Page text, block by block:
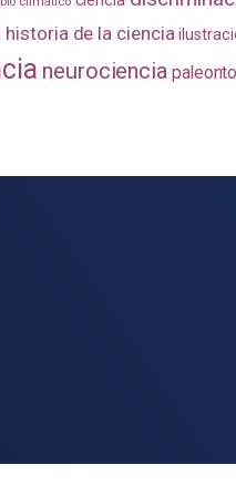
historia de la ciencia
neurociencia